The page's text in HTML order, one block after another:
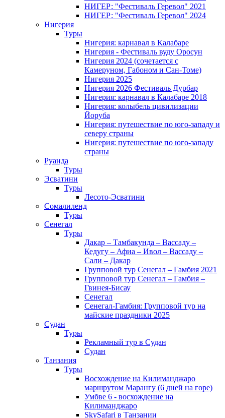
НИГЕР: "Фестиваль Геревол" 2021
НИГЕР: "Фестиваль Геревол" 2024
Нигерия
Туры
Нигерия: карнавал в Калабаре
Нигерия - Фестиваль вуду Оросун
Нигерия 2024 (сочетается с
Камеруном, Габоном и Сан-Томе)
Нигерия 2025
Нигерия 2026 Фестиваль Дурбар
Нигерия: карнавал в Калабаре 2018
Нигерия: колыбель цивилизации
Йоруба
Нигерия: путешествие по юго-западу и
северу страны
Нигерия: путешествие по юго-западу
страны
Руанда
Туры
Эсватини
Туры
Лесото-Эсватини
Сомалиленд
Туры
Сенегал
Туры
Дакар – Тамбакунда – Вассаду –
Кедугу – Афиа – Ивол – Вассаду –
Сали – Дакар
Групповой тур Сенегал – Гамбия 2021
Групповой тур Сенегал – Гамбия –
Гвинея-Бисау
Сенегал
Сенегал-Гамбия: Групповой тур на
майские праздники 2025
Судан
Туры
Рекламный тур в Cудан
Cудан
Танзания
Туры
Восхождение на Килиманджаро
маршрутом Марангу (6 дней на горе)
Умбве 6 - восхождение на
Килиманджаро
SkySafari в Танзании